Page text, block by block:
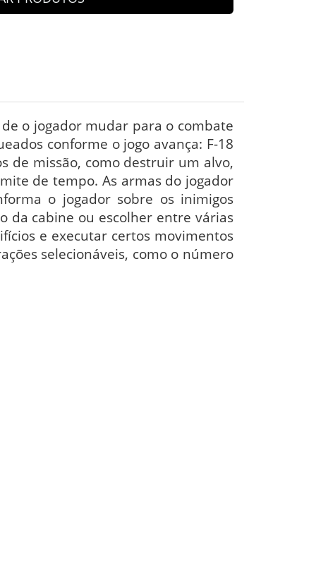
o jogador mudar para o combate
conforme o jogo avança: F-18
de missão, como destruir um alvo,
de tempo. As armas do jogador
o jogador sobre os inimigos
da cabine ou escolher entre várias
e executar certos movimentos
selecionáveis, como o número